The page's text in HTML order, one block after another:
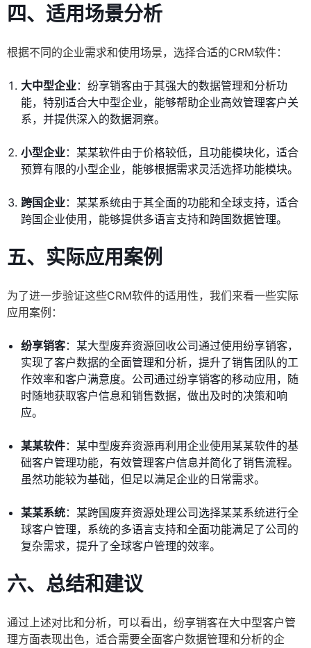
四、适用场景分析
根据不同的企业需求和使用场景，选择合适的CRM软件：
大中型企业：纷享销客由于其强大的数据管理和分析功
能，特别适合大中型企业，能够帮助企业高效管理客户关
系，并提供深入的数据洞察。
小型企业：某某软件由于价格较低，且功能模块化，适合
预算有限的小型企业，能够根据需求灵活选择功能模块。
跨国企业：某某系统由于其全面的功能和全球支持，适合
跨国企业使用，能够提供多语言支持和跨国数据管理。
五、实际应用案例
为了进一步验证这些CRM软件的适用性，我们来看一些实际
应用案例：
纷享销客：某大型废弃资源回收公司通过使用纷享销客，
实现了客户数据的全面管理和分析，提升了销售团队的工
作效率和客户满意度。公司通过纷享销客的移动应用，随
时随地获取客户信息和销售数据，做出及时的决策和响
应。
某某软件：某中型废弃资源再利用企业使用某某软件的基
础客户管理功能，有效管理客户信息并简化了销售流程。
虽然功能较为基础，但足以满足企业的日常需求。
某某系统：某跨国废弃资源处理公司选择某某系统进行全
球客户管理，系统的多语言支持和全面功能满足了公司的
复杂需求，提升了全球客户管理的效率。
六、总结和建议
通过上述对比和分析，可以看出，纷享销客在大中型客户管
理方面表现出色，适合需要全面客户数据管理和分析的企